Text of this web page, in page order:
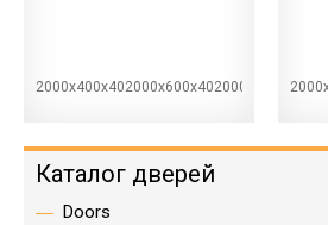
Каталог дверей
Doors